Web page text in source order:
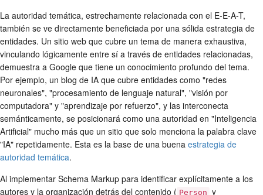
La autoridad temática, estrechamente relacionada con el E-E-A-T,
también se ve directamente beneficiada por una sólida estrategia de
entidades. Un sitio web que cubre un tema de manera exhaustiva,
vinculando lógicamente entre sí a través de entidades relacionadas,
demuestra a Google que tiene un conocimiento profundo del tema.
Por ejemplo, un blog de IA que cubre entidades como "redes
neuronales", "procesamiento de lenguaje natural", "visión por
computadora" y "aprendizaje por refuerzo", y las interconecta
semánticamente, se posicionará como una autoridad en "Inteligencia
Artificial" mucho más que un sitio que solo menciona la palabra clave
"IA" repetidamente. Esta es la base de una buena estrategia de
autoridad temática.
Al implementar Schema Markup para identificar explícitamente a los
autores y la organización detrás del contenido ( Person y